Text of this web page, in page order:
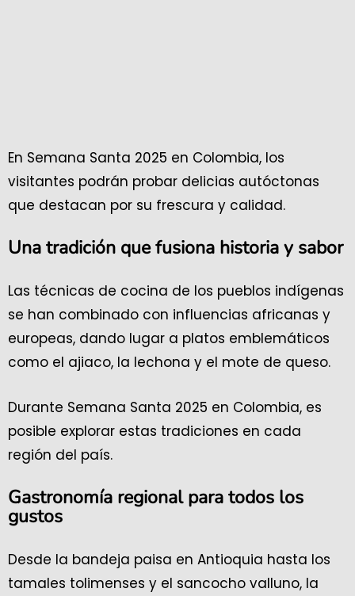
En Semana Santa 2025 en Colombia, los
visitantes podrán probar delicias autóctonas
que destacan por su frescura y calidad.
Una tradición que fusiona historia y sabor
Las técnicas de cocina de los pueblos indígenas
se han combinado con influencias africanas y
europeas, dando lugar a platos emblemáticos
como el ajiaco, la lechona y el mote de queso.
Durante Semana Santa 2025 en Colombia, es
posible explorar estas tradiciones en cada
región del país.
Gastronomía regional para todos los
gustos
Desde la bandeja paisa en Antioquia hasta los
tamales tolimenses y el sancocho valluno, la